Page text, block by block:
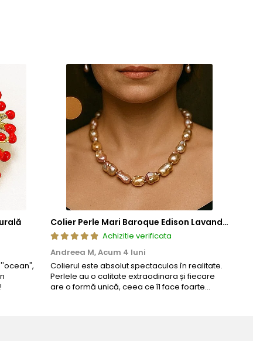
bijuterii rafinate, concepute pentru a oferi atat placere
Colier Perle Mari Baroque Edison Lavandă, Calitatea AAA, Aur 14K | KASKADDA®
Achizitie verificata
Andreea M,Acum 4 luni
Colierul este absolut spectaculos în realitate.
Perlele au o calitate extraodinara și fiecare
are o formă unică, ceea ce îl face foarte